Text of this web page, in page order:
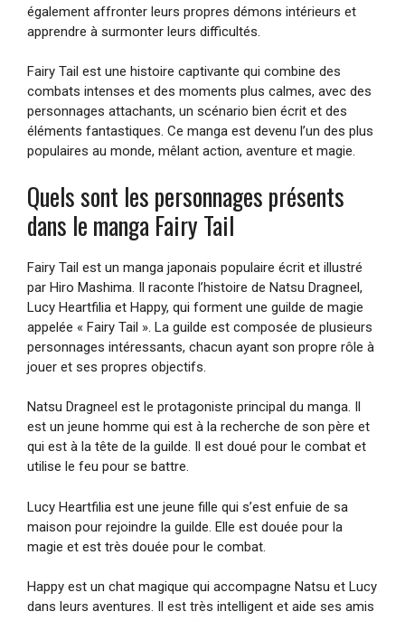
également affronter leurs propres démons intérieurs et
apprendre à surmonter leurs difficultés.
Fairy Tail est une histoire captivante qui combine des
combats intenses et des moments plus calmes, avec des
personnages attachants, un scénario bien écrit et des
éléments fantastiques. Ce manga est devenu l’un des plus
populaires au monde, mêlant action, aventure et magie.
Quels sont les personnages présents
dans le manga Fairy Tail
Fairy Tail est un manga japonais populaire écrit et illustré
par Hiro Mashima. Il raconte l’histoire de Natsu Dragneel,
Lucy Heartfilia et Happy, qui forment une guilde de magie
appelée « Fairy Tail ». La guilde est composée de plusieurs
personnages intéressants, chacun ayant son propre rôle à
jouer et ses propres objectifs.
Natsu Dragneel est le protagoniste principal du manga. Il
est un jeune homme qui est à la recherche de son père et
qui est à la tête de la guilde. Il est doué pour le combat et
utilise le feu pour se battre.
Lucy Heartfilia est une jeune fille qui s’est enfuie de sa
maison pour rejoindre la guilde. Elle est douée pour la
magie et est très douée pour le combat.
Happy est un chat magique qui accompagne Natsu et Lucy
dans leurs aventures. Il est très intelligent et aide ses amis